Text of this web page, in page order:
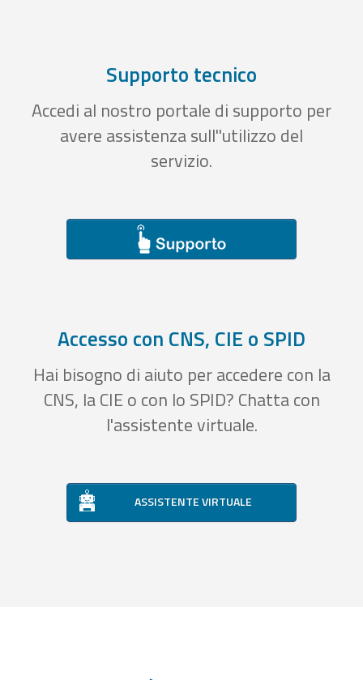
Supporto tecnico
Accedi al nostro portale di supporto per
avere assistenza sull''utilizzo del
servizio.
Accesso con CNS, CIE o SPID
Hai bisogno di aiuto per accedere con la
CNS, la CIE o con lo SPID? Chatta con
l'assistente virtuale.
ASSISTENTE VIRTUALE